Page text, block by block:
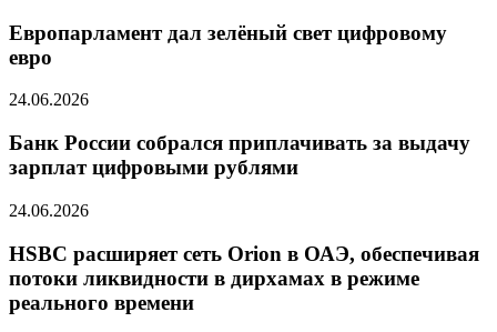
Европарламент дал зелёный свет цифровому
евро
24.06.2026
Банк России собрался приплачивать за выдачу
зарплат цифровыми рублями
24.06.2026
HSBC расширяет сеть Orion в ОАЭ, обеспечивая
потоки ликвидности в дирхамах в режиме
реального времени